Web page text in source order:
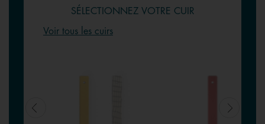
SÉLECTIONNEZ VOTRE CUIR
Voir tous les cuirs